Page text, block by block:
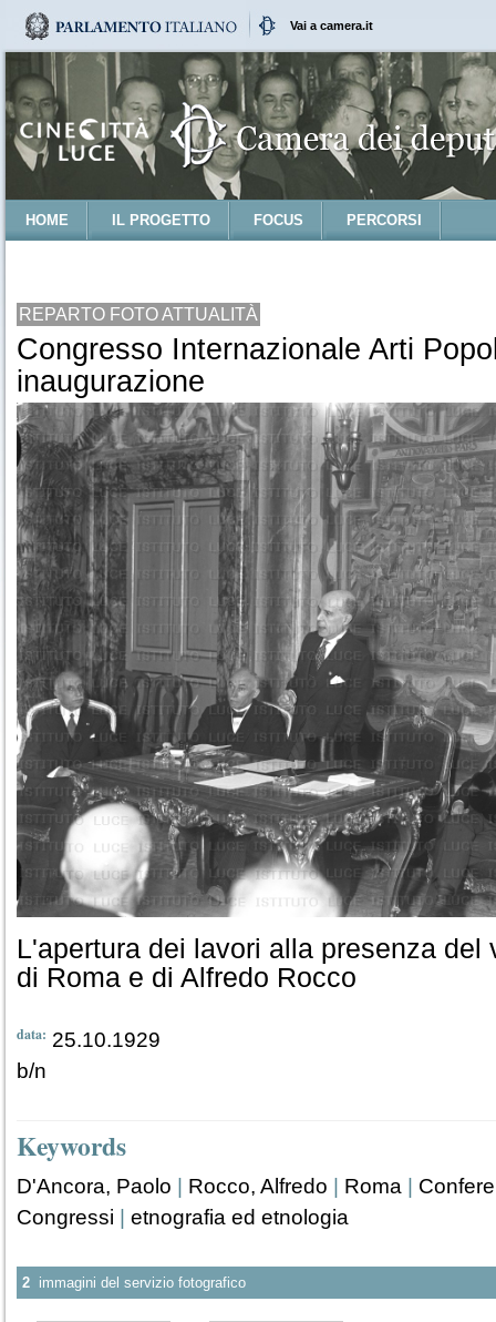
Vai a camera.it
HOME IL PROGETTO FOCUS PERCORSI
REPARTO FOTO ATTUALITÀ
Congresso Internazionale Arti
inaugurazione
L'apertura dei lavori alla presenza del
di Roma e di Alfredo Rocco
data: 25.10.1929
b/n
Keywords
D'Ancora, Paolo | Rocco, Alfredo | Roma |
Congressi | etnografia ed etnologia
2 immagini del servizio fotografico